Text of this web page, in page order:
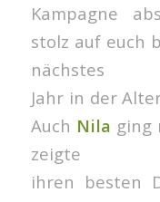
Kampagne
stolz auf euch
nächstes
Jahr in der
Auch Nila ging
zeigte
ihren besten